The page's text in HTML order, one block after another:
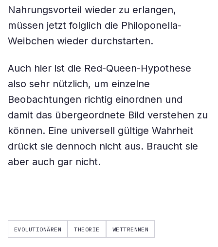
Nahrungsvorteil wieder zu erlangen,
müssen jetzt folglich die Philoponella-
Weibchen wieder durchstarten.
Auch hier ist die Red-Queen-Hypothese
also sehr nützlich, um einzelne
Beobachtungen richtig einordnen und
damit das übergeordnete Bild verstehen zu
können. Eine universell gültige Wahrheit
drückt sie dennoch nicht aus. Braucht sie
aber auch gar nicht.
EVOLUTIONÄREN THEORIE WETTRENNEN